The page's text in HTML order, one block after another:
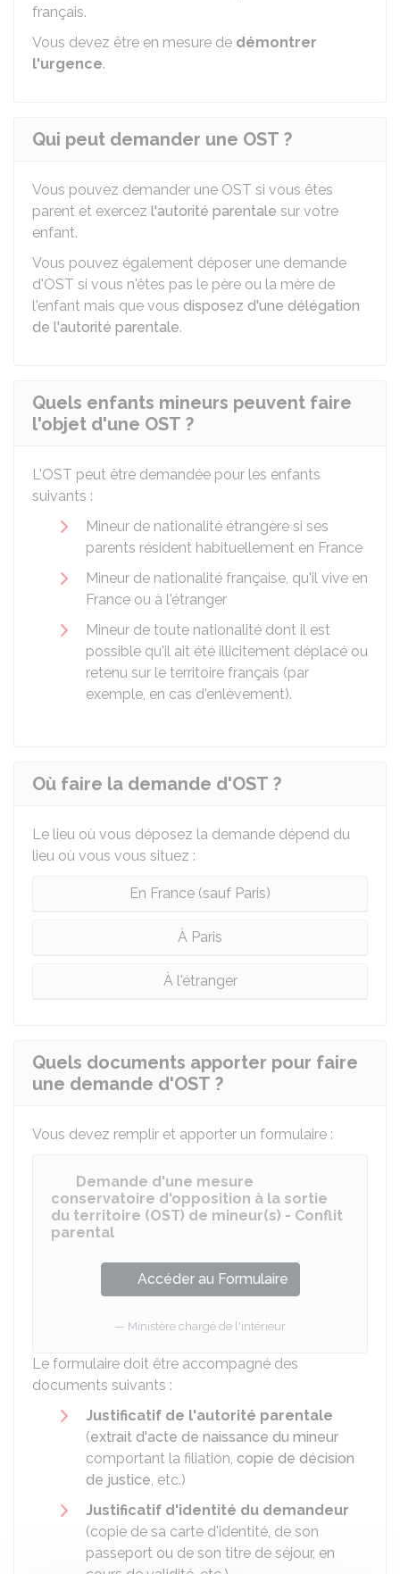
français.
Vous devez être en mesure de démontrer
l'urgence.
Qui peut demander une OST ?
Vous pouvez demander une OST si vous êtes
parent et exercez l'autorité parentale sur votre
enfant.
Vous pouvez également déposer une demande
d'OST si vous n'êtes pas le père ou la mère de
l'enfant mais que vous disposez d'une délégation
de l'autorité parentale.
Quels enfants mineurs peuvent faire
l'objet d'une OST ?
L'OST peut être demandée pour les enfants
suivants :
Mineur de nationalité étrangère si ses
parents résident habituellement en France
Mineur de nationalité française, qu'il vive en
France ou à l'étranger
Mineur de toute nationalité dont il est
possible qu'il ait été illicitement déplacé ou
retenu sur le territoire français (par
exemple, en cas d'enlèvement).
Où faire la demande d'OST ?
Le lieu où vous déposez la demande dépend du
lieu où vous vous situez :
En France (sauf Paris)
À Paris
À l'étranger
Quels documents apporter pour faire
une demande d'OST ?
Vous devez remplir et apporter un formulaire :
Demande d'une mesure
conservatoire d'opposition à la sortie
du territoire (OST) de mineur(s) - Conflit
parental
Accéder au Formulaire
Ministère chargé de l'intérieur
Le formulaire doit être accompagné des
documents suivants :
Justificatif de l'autorité parentale
(extrait d'acte de naissance du mineur
comportant la filiation, copie de décision
de justice, etc.)
Justificatif d'identité du demandeur
(copie de sa carte d'identité, de son
passeport ou de son titre de séjour, en